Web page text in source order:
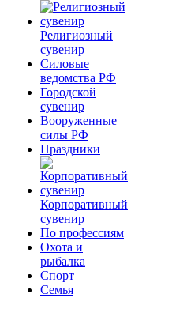
Религиозный
сувенир
Силовые
ведомства РФ
Городской
сувенир
Вооруженные
силы РФ
Праздники
Корпоративный
сувенир
По профессиям
Охота и
рыбалка
Спорт
Семья